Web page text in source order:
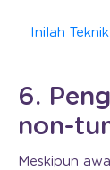
Inilah
6.
non-
Meskipun